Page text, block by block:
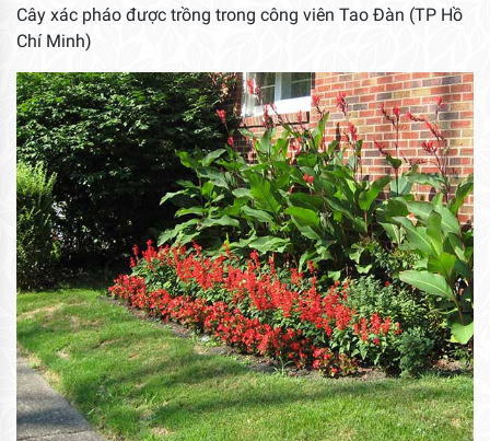
Cây xác pháo được trồng trong công viên Tao Đàn (TP Hồ
Chí Minh)